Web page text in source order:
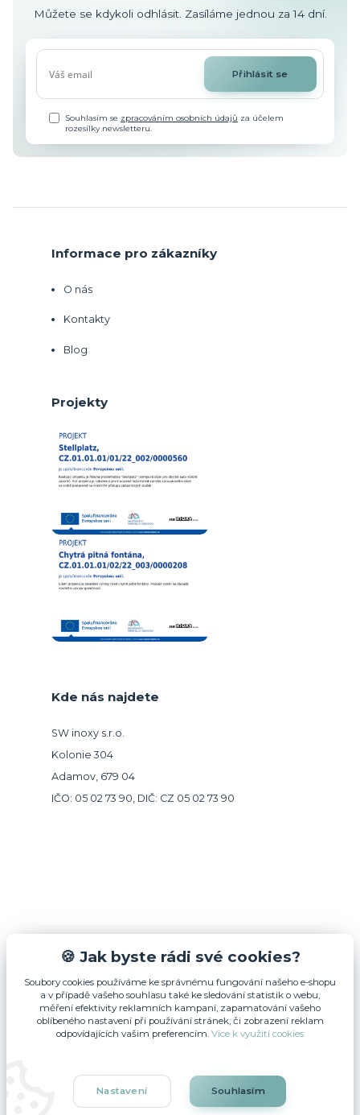
Můžete se kdykoli odhlásit. Zasíláme jednou za 14 dní.
Přihlásit se
Souhlasím se zpracováním osobních údajů za účelem
rozesílky newsletteru.
Informace pro zákazníky
O nás
Kontakty
Blog
Projekty
Kde nás najdete
SW inoxy s.r.o.
Kolonie 304
Adamov, 679 04
IČO: 05 02 73 90, DIČ: CZ 05 02 73 90
+420 602 593 162
(Po-Pá, 8-16.00 hod.)
🍪 Jak byste rádi své cookies?
Soubory cookies používáme ke správnému fungování našeho e-shopu
a v případě vašeho souhlasu také ke sledování statistik o webu,
měření efektivity reklamních kampaní, zapamatování vašeho
oblíbeného nastavení při používání stránek, či zobrazení reklam
odpovídajících vašim preferencím. Více k využití cookies
Nastavení Souhlasím